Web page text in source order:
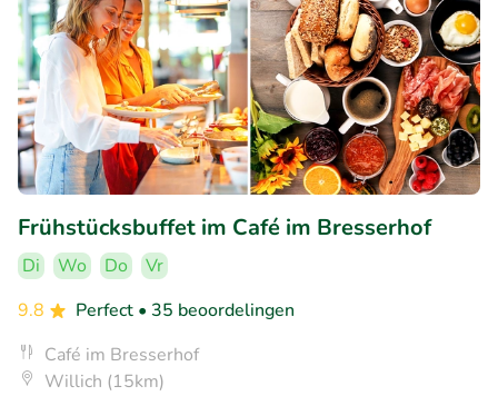
Frühstücksbuffet im Café im Bresserhof
Di Wo Do
Vr
9.8
Perfect • 35 beoordelingen
Café im Bresserhof
Willich (15km)